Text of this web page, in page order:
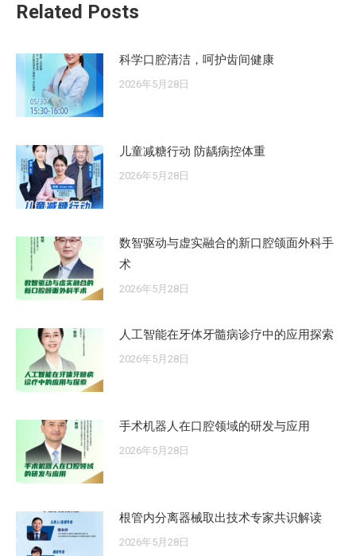
Related Posts
科学口腔清洁，呵护齿间健康
2026年5月28日
儿童减糖行动 防龋病控体重
2026年5月28日
数智驱动与虚实融合的新口腔颌面外科手
术
2026年5月28日
人工智能在牙体牙髓病诊疗中的应用探索
2026年5月28日
手术机器人在口腔领域的研发与应用
2026年5月28日
根管内分离器械取出技术专家共识解读
2026年5月28日